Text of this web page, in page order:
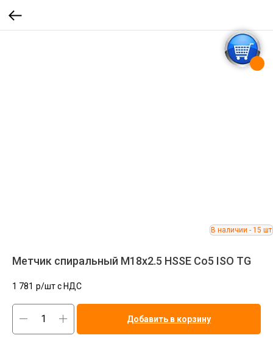
Метчик спиральный M18x2.5 HSSE Co5 ISO TG
1 781 р/шт c НДС
Добавить в корзину